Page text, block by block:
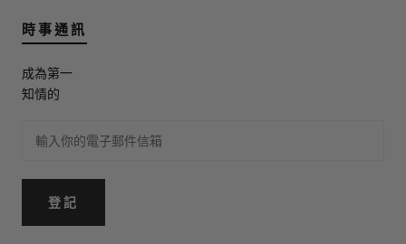
時事通訊
成為第一
知情的
登記